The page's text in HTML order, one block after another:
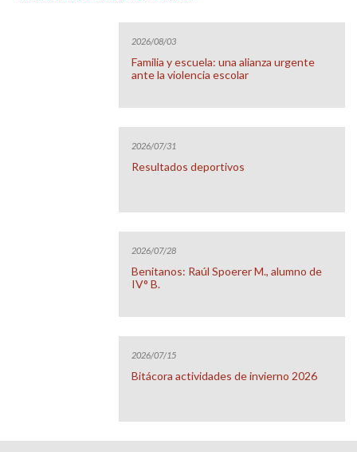
2026/08/03
Familia y escuela: una alianza urgente
ante la violencia escolar
2026/07/31
Resultados deportivos
2026/07/28
Benitanos: Raúl Spoerer M., alumno de
IV° B.
2026/07/15
Bitácora actividades de invierno 2026